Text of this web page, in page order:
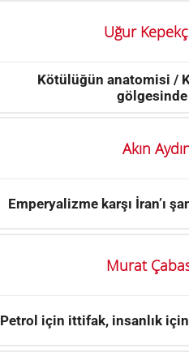
Uğur
Kötülüğün anatomisi /
Akın
Emperyalizme karşı İran’ı
Murat
Petrol için ittifak, insanlık